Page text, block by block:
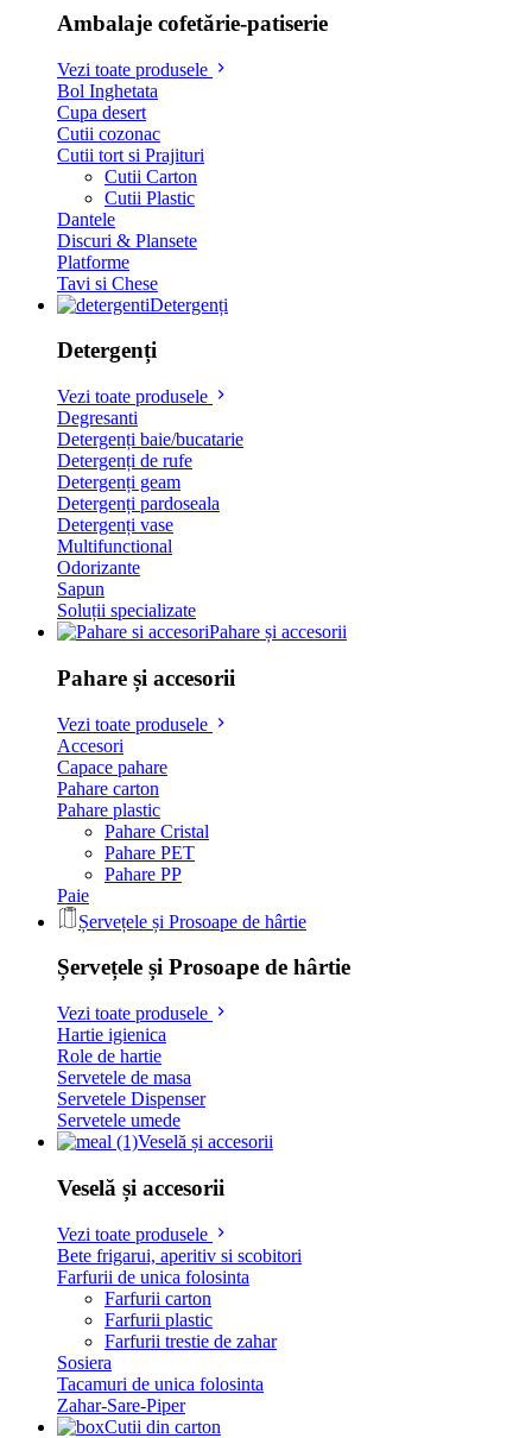
Ambalaje cofetărie-patiserie
Vezi toate produsele
Bol Inghetata
Cupa desert
Cutii cozonac
Cutii tort si Prajituri
Cutii Carton
Cutii Plastic
Dantele
Discuri & Plansete
Platforme
Tavi si Chese
Detergenți
Detergenți
Vezi toate produsele
Degresanti
Detergenți baie/bucatarie
Detergenți de rufe
Detergenți geam
Detergenți pardoseala
Detergenți vase
Multifunctional
Odorizante
Sapun
Soluții specializate
Pahare și accesorii
Pahare și accesorii
Vezi toate produsele
Accesori
Capace pahare
Pahare carton
Pahare plastic
Pahare Cristal
Pahare PET
Pahare PP
Paie
Șervețele și Prosoape de hârtie
Șervețele și Prosoape de hârtie
Vezi toate produsele
Hartie igienica
Role de hartie
Servetele de masa
Servetele Dispenser
Servetele umede
Veselă și accesorii
Veselă și accesorii
Vezi toate produsele
Bete frigarui, aperitiv si scobitori
Farfurii de unica folosinta
Farfurii carton
Farfurii plastic
Farfurii trestie de zahar
Sosiera
Tacamuri de unica folosinta
Zahar-Sare-Piper
Cutii din carton